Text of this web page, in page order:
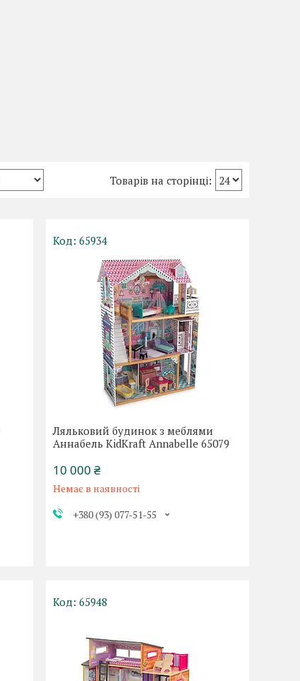
65934
Ляльковий будинок з меблями
Аннабель KidKraft Annabelle 65079
10 000 ₴
Немає в наявності
+380 (93) 077-51-55
65948